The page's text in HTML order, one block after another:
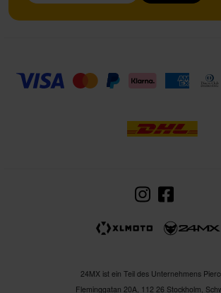
24MX ist ein Teil des Unternehmens
Fleminggatan 20A, 112 26 Stockholm,